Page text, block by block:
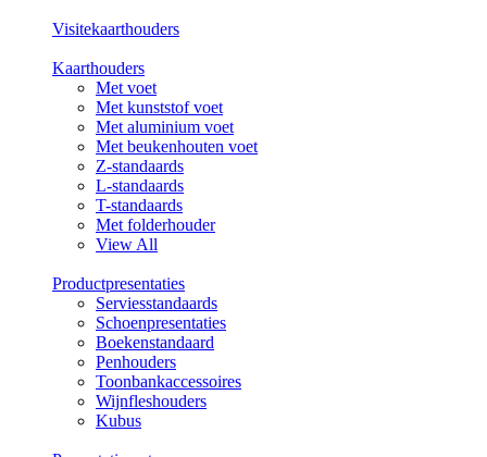
Visitekaarthouders
Kaarthouders
Met voet
Met kunststof voet
Met aluminium voet
Met beukenhouten voet
Z-standaards
L-standaards
T-standaards
Met folderhouder
View All
Productpresentaties
Serviesstandaards
Schoenpresentaties
Boekenstandaard
Penhouders
Toonbankaccessoires
Wijnfleshouders
Kubus